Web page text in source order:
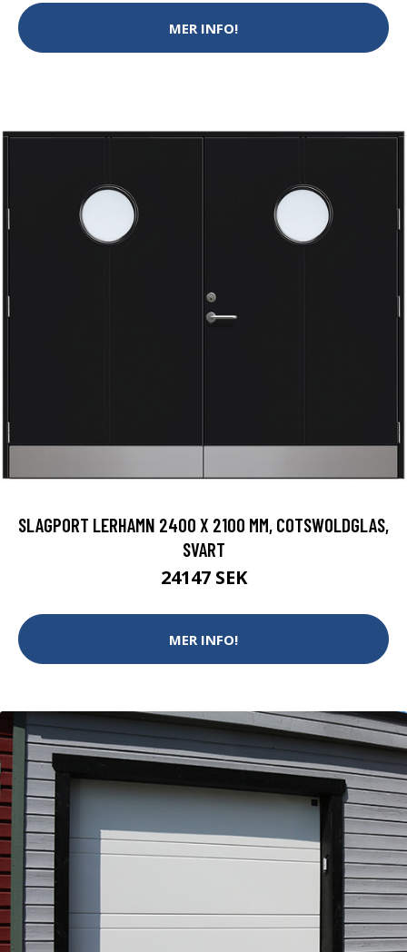
MER INFO!
SLAGPORT LERHAMN 2400 X 2100 MM, COTSWOLDGLAS,
SVART
24147 SEK
MER INFO!